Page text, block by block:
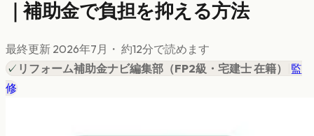
｜補助金で負担を抑える方法
最終更新 2026年7月 ・ 約12分で読めます
✓ リフォーム補助金ナビ編集部 （FP2級・宅建士 在籍）
監
修